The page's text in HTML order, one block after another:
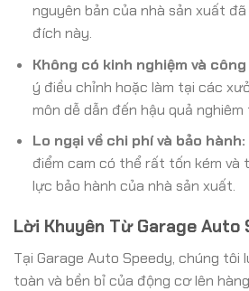
nguyên bản của nhà sản xuất
đích này.
Không có kinh nghiệm và
ý điều chỉnh hoặc làm tại các
môn dễ dẫn đến hậu quả
Lo ngại về chi phí và bảo hành:
điểm cam có thể rất tốn kém và
lực bảo hành của nhà sản xuất.
Lời Khuyên Từ Garage Auto
Tại Garage Auto Speedy, chúng tôi
toàn và bền bỉ của động cơ lên